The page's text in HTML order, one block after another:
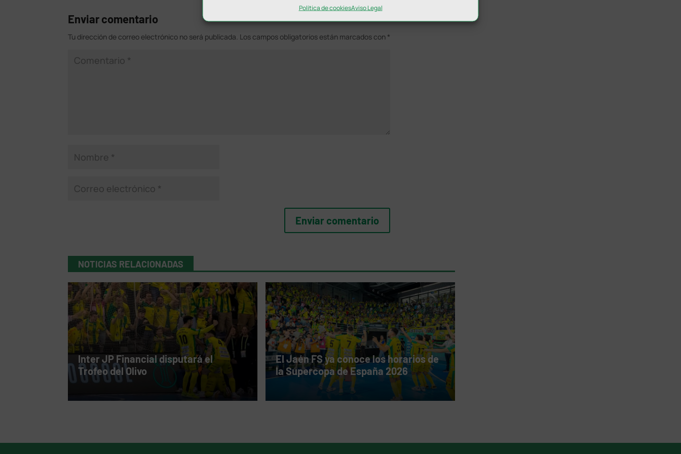
Política de cookiesAviso Legal
Enviar comentario
Tu dirección de correo electrónico no será publicada. Los campos obligatorios están marcados con *
NOTICIAS RELACIONADAS
Inter JP Financial disputará el
Trofeo del Olivo
El Jaén FS ya conoce los horarios de
la Supercopa de España 2026